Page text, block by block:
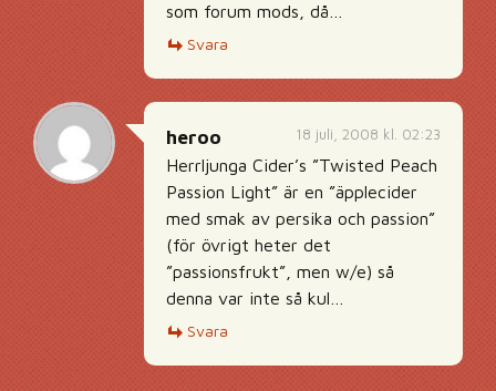
som forum mods, då…
Svara
18 juli, 2008 kl. 02:23
heroo
Herrljunga Cider’s ”Twisted Peach
Passion Light” är en ”äpplecider
med smak av persika och passion”
(för övrigt heter det
”passionsfrukt”, men w/e) så
denna var inte så kul…
Svara